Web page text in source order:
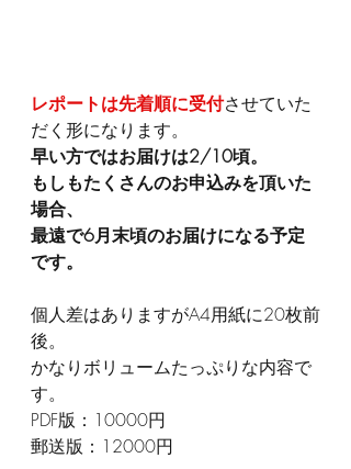
レポートは先着順に受付させていた
だく形になります。
早い方ではお届けは2/10頃。
もしもたくさんのお申込みを頂いた
場合、
最遠で6月末頃のお届けになる予定
です。
個人差はありますがA4用紙に20枚前
後。
かなりボリュームたっぷりな内容で
す。
PDF版：10000円
郵送版：12000円